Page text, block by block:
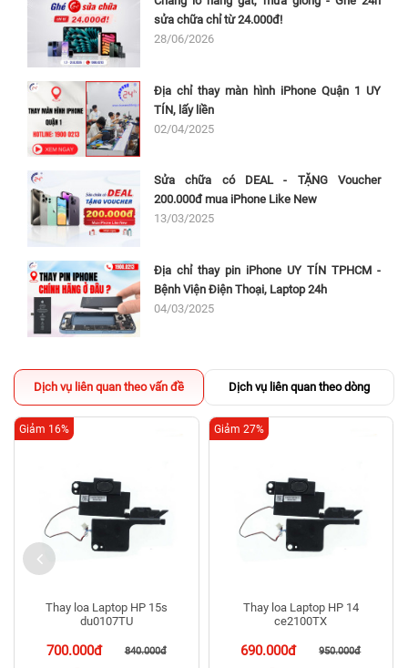
sửa chữa chỉ từ 24.000đ!
28/06/2026
Địa chỉ thay màn hình iPhone Quận 1 UY
TÍN, lấy liền
02/04/2025
Sửa chữa có DEAL - TẶNG Voucher
200.000đ mua iPhone Like New
13/03/2025
Địa chỉ thay pin iPhone UY TÍN TPHCM -
Bệnh Viện Điện Thoại, Laptop 24h
04/03/2025
Dịch vụ liên quan theo vấn đề Dịch vụ liên quan theo dòng
Thay loa Laptop HP 15s
du0107TU
700.000đ 840.000đ
Giảm 16%
Thay loa Laptop HP 14
ce2100TX
690.000đ 950.000đ
Giảm 27%